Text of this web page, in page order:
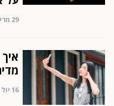
29 מרץ 2022
16 יול 2019